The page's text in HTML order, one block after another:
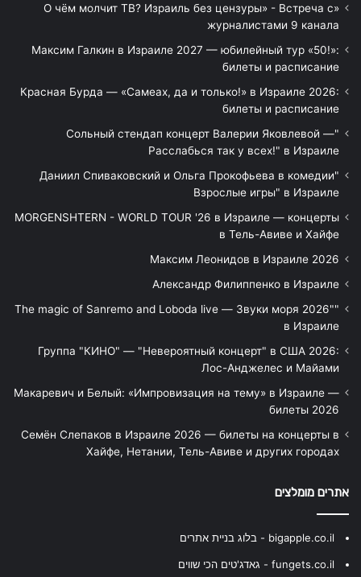
«О чём молчит ТВ? Израиль без цензуры» - Встреча с
журналистами 9 канала
Максим Галкин в Израиле 2027 — юбилейный тур «50!»:
билеты и расписание
Красная Бурда — «Самеах, да и только!» в Израиле 2026:
билеты и расписание
"Сольный стендап концерт Валерии Яковлевой —
Расслабься так у всех!" в Израиле
"Даниил Спиваковский и Ольга Прокофьева в комедии
Взрослые игры" в Израиле
MORGENSHTERN - WORLD TOUR '26 в Израиле — концерты
в Тель-Авиве и Хайфе
Максим Леонидов в Израиле 2026
Александр Филиппенко в Израиле
"The magic of Sanremo and Loboda live — Звуки моря 2026"
в Израиле
Группа "КИНО" — "Невероятный концерт" в США 2026:
Лос-Анджелес и Майами
Макаревич и Белый: «Импровизация на тему» в Израиле —
билеты 2026
Семён Слепаков в Израиле 2026 — билеты на концерты в
Хайфе, Нетании, Тель-Авиве и других городах
אתרים מומלצים
bigapple.co.il - בלוג בניית אתרים
fungets.co.il - גאדג'טים הכי שווים